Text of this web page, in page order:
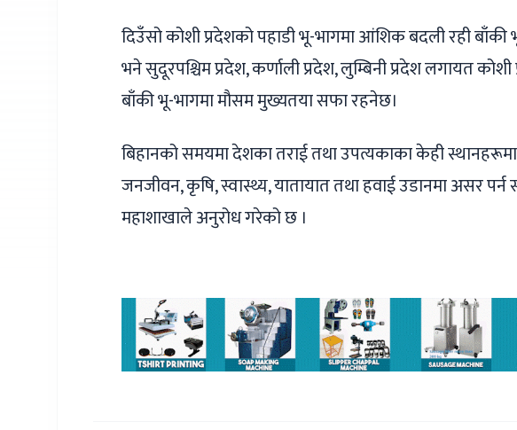
दिउँसो कोशी प्रदेशको पहाडी भू-भागमा आंशिक बदली रही
भने सुदूरपश्चिम प्रदेश, कर्णाली प्रदेश, लुम्बिनी प्रदेश लगायत
बाँकी भू-भागमा मौसम मुख्यतया सफा रहनेछ।
बिहानको समयमा देशका तराई तथा उपत्यकाका केही
जनजीवन, कृषि, स्वास्थ्य, यातायात तथा हवाई उडानमा असर
महाशाखाले अनुरोध गरेको छ ।